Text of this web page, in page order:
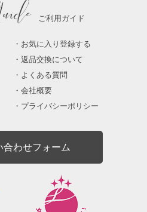
ご利用ガイド
お気に入り登録する
返品交換について
よくある質問
会社概要
プライバシーポリシー
合わせフォーム